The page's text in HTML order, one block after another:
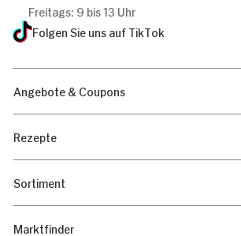
Freitags: 9 bis 13 Uhr
Folgen Sie uns auf TikTok
Angebote & Coupons
Rezepte
Sortiment
Marktfinder